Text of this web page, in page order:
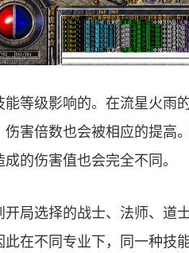
等级影响的。在流星火雨
害倍数也会被相应的提高
的伤害值也会完全不同。
局选择的战士、法师、道
在不同专业下，同一种技